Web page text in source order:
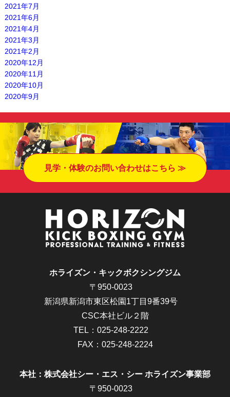
2021年7月
2021年6月
2021年4月
2021年3月
2021年2月
2020年12月
2020年11月
2020年10月
2020年9月
見学・体験のお問い合わせはこちら ≫
ホライズン・キックボクシングジム
〒950-0023
新潟県新潟市東区松園1丁目9番39号
CSC本社ビル２階
TEL： 025-248-2222
FAX：025-248-2224
本社：株式会社シー・エス・シー ホライズン事業部
〒950-0023